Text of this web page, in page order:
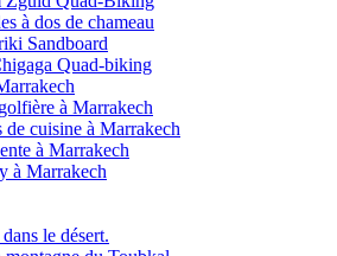
à dos de chameau
Sandboard
Quad-biking
à Marrakech
de cuisine à Marrakech
à Marrakech
à Marrakech
le désert.